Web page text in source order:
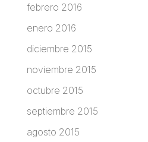
febrero 2016
enero 2016
diciembre 2015
noviembre 2015
octubre 2015
septiembre 2015
agosto 2015